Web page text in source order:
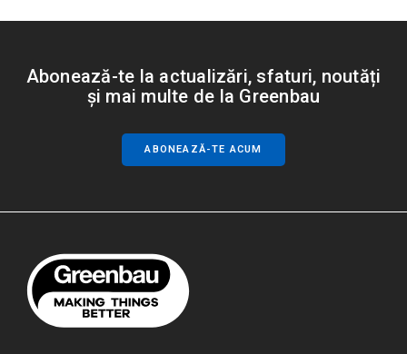
Abonează-te la actualizări, sfaturi, noutăți
și mai multe de la Greenbau
ABONEAZĂ-TE ACUM